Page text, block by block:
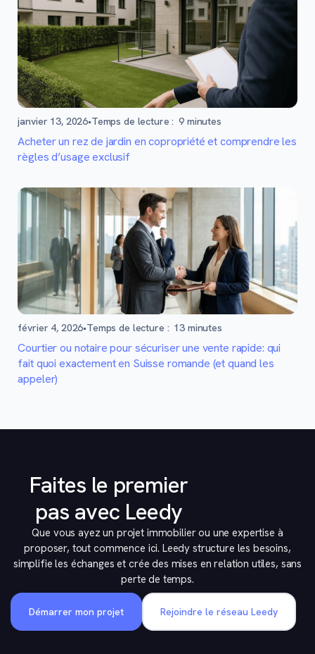
janvier 13, 2026•Temps de lecture : 9 minutes
Acheter un rez de jardin en copropriété et comprendre les
règles d’usage exclusif
février 4, 2026•Temps de lecture : 13 minutes
Courtier ou notaire pour sécuriser une vente rapide: qui
fait quoi exactement en Suisse romande (et quand les
appeler)
Faites le premier
pas avec Leedy
Que vous ayez un projet immobilier ou une expertise à
proposer, tout commence ici. Leedy structure les besoins,
simplifie les échanges et crée des mises en relation utiles, sans
perte de temps.
Démarrer mon projet Rejoindre le réseau Leedy